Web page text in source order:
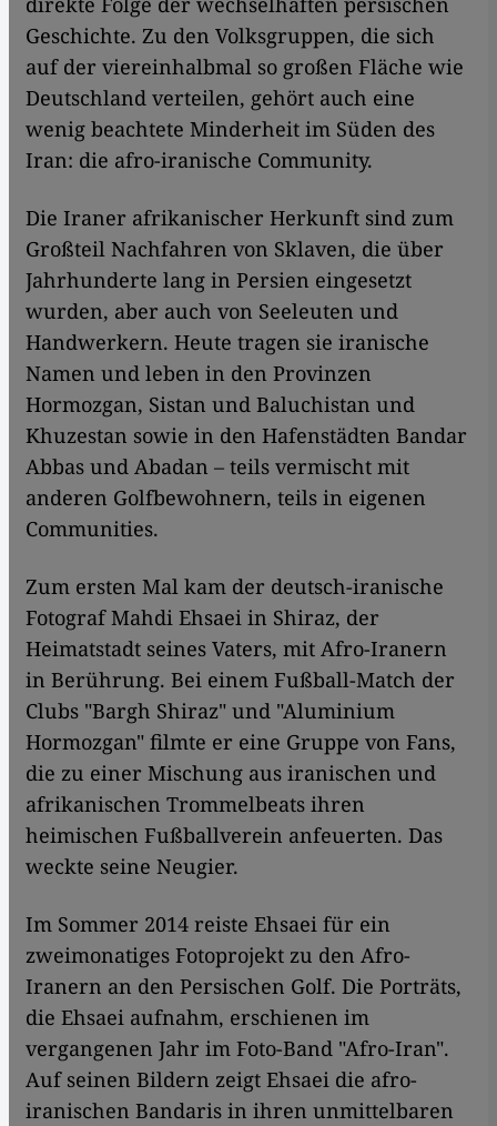
Geschichte. Zu den Volksgruppen, die sich
auf der viereinhalbmal so großen Fläche wie
Deutschland verteilen, gehört auch eine
wenig beachtete Minderheit im Süden des
Iran: die afro-iranische Community.
Die Iraner afrikanischer Herkunft sind zum
Großteil Nachfahren von Sklaven, die über
Jahrhunderte lang in Persien eingesetzt
wurden, aber auch von Seeleuten und
Handwerkern. Heute tragen sie iranische
Namen und leben in den Provinzen
Hormozgan, Sistan und Baluchistan und
Khuzestan sowie in den Hafenstädten Bandar
Abbas und Abadan – teils vermischt mit
anderen Golfbewohnern, teils in eigenen
Communities.
Zum ersten Mal kam der deutsch-iranische
Fotograf Mahdi Ehsaei in Shiraz, der
Heimatstadt seines Vaters, mit Afro-Iranern
in Berührung. Bei einem Fußball-Match der
Clubs "Bargh Shiraz" und "Aluminium
Hormozgan" filmte er eine Gruppe von Fans,
die zu einer Mischung aus iranischen und
afrikanischen Trommelbeats ihren
heimischen Fußballverein anfeuerten. Das
weckte seine Neugier.
Im Sommer 2014 reiste Ehsaei für ein
zweimonatiges Fotoprojekt zu den Afro-
Iranern an den Persischen Golf. Die Porträts,
die Ehsaei aufnahm, erschienen im
vergangenen Jahr im Foto-Band "Afro-Iran".
Auf seinen Bildern zeigt Ehsaei die afro-
iranischen Bandaris in ihren unmittelbaren